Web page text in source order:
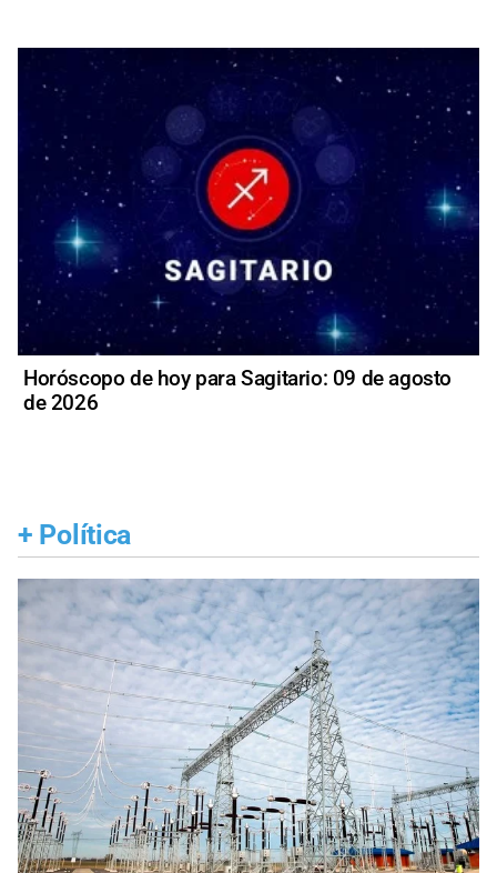
Horóscopo de hoy para Sagitario: 09 de agosto
de 2026
+ Política